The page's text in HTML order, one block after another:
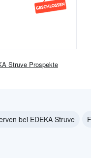
Struve Prospekte
bei EDEKA Struve